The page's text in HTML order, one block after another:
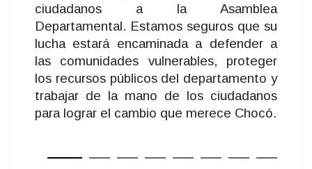
ciudadanos a la Asamblea
Departamental. Estamos seguros que su
lucha estará encaminada a defender a
las comunidades vulnerables, proteger
los recursos públicos del departamento y
trabajar de la mano de los ciudadanos
para lograr el cambio que merece Chocó.